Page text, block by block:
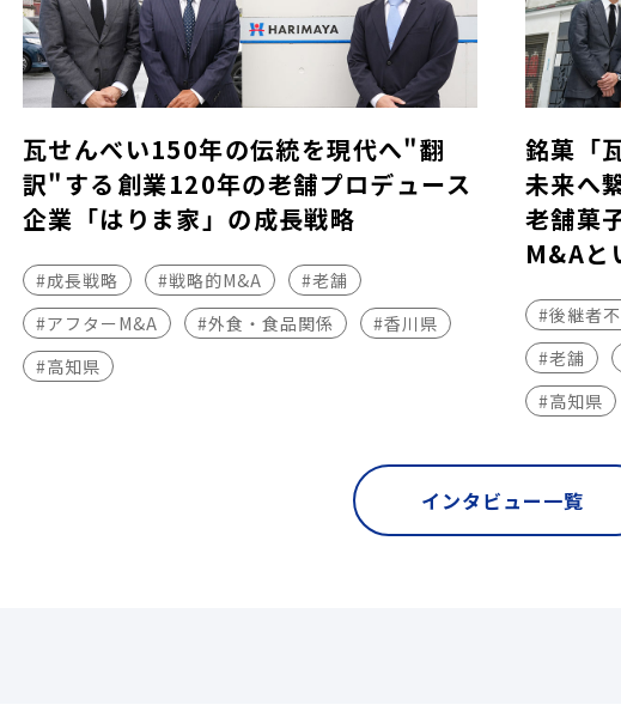
瓦せんべい150年の伝統を現代へ"翻
訳"する――創業120年の老舗プロデュース
企業「はりま家」の成長戦略
#成長戦略 #戦略的M&A
#老舗
#アフターM&A
#外食・食品関係
#香川県
#高知県
銘菓「
未来へ
老舗菓
M&Aと
#後継者
#老舗
#高知県
インタビュー一覧